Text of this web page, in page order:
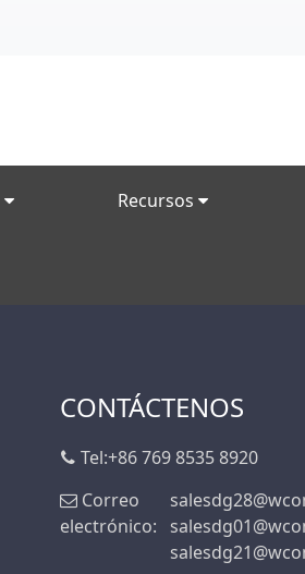
Recursos
CONTÁCTENOS
Tel:+86 769 8535 8920
Correo
electrónico: